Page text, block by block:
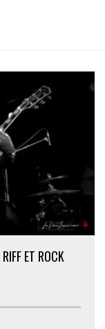
ET ROCK